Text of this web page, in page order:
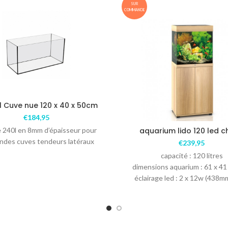
nue 120 x 40 x 50cm
€184,95
240l en 8mm d’épaisseur pour
cuves tendeurs latéraux
SUR
COMMANDE
aquarium lido 120 led
€239,95
capacité : 120 litres
dimensions aquarium : 61 x
éclairage led : 2 x 12w